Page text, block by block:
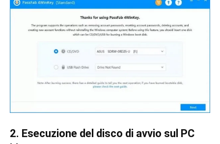
2. Esecuzione del disco di avvio sul PC